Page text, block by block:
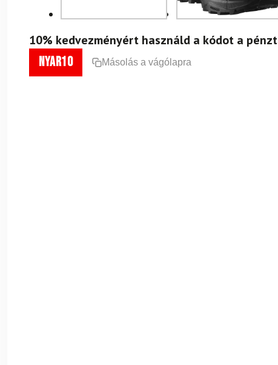
10% kedvezményért használd a kódot a
nyar10 Másolás a vágólapra